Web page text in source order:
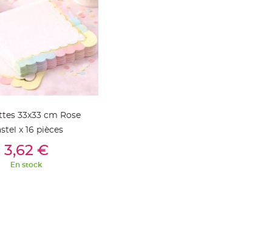
Au Panier
33x33 cm Rose
x 16 pièces
3,62 €
En stock